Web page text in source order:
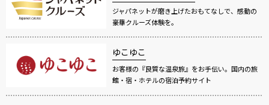
ジャパネットが磨き上げたおもてなしで、感動の
豪華クルーズ体験を。
ゆこゆこ
お客様の『良質な温泉旅』をお手伝い。国内の旅
館・宿・ホテルの宿泊予約サイト